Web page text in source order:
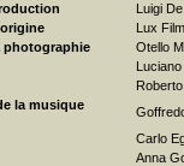
Luigi
Lux
photographie
Otello
la musique
Carlo
Anna